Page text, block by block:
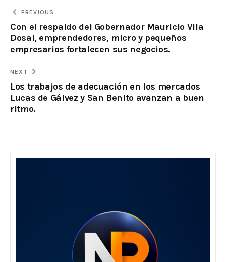
PREVIOUS
Con el respaldo del Gobernador Mauricio Vila
Dosal, emprendedores, micro y pequeños
empresarios fortalecen sus negocios.
NEXT
Los trabajos de adecuación en los mercados
Lucas de Gálvez y San Benito avanzan a buen
ritmo.